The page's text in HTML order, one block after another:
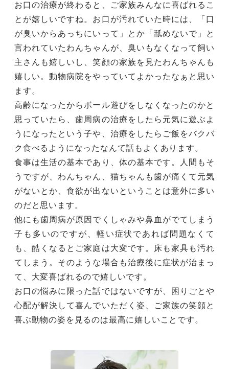
お口の治療が終わると、ご家族みんなに喜ばれるこ
とが嬉しいですね。お口が汚れていた時には、「口
が臭いからあっちにいって」とか「舐めないで」と
言われていたわんちゃんが、臭いもなくなって飼い
主さんも嬉しいし、笑顔の家族を見たわんちゃんも
嬉しい。動物病院をやっていてよかったなぁと思い
ます。
高齢になったからボール遊びをしなくなったのかと
思っていたら、歯周病の治療をしたら元気に遊ぶよ
うになったという子や、治療をしたらご飯をバクバ
ク食べるようになったなんて話もよくあります。
食事は生活の基本であり、体の基本です。人間もそ
うですが、わんちゃん、猫ちゃんも歯が痛くて元気
がないとか、食欲が出ないということは意外に多い
のだと思います。
他にも歯周病が原因でくしゃみや鼻血がでてしまう
子も多いのですが、軽い症状であれば問題なくて
も、酷くなるとご家庭は大変です。床も家具も汚れ
てしまう。そのような場合も治療後に症状が治まっ
て、大変喜ばれるので嬉しいです。
お口の悩みに限った話ではないですが、困りごとや
心配が解決して喜んでいただく姿、ご家族の笑顔と
喜ぶ動物の姿を見るのは最高に嬉しいことです。